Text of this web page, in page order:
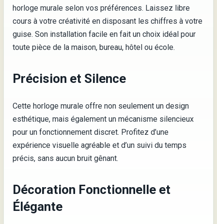
horloge murale selon vos préférences. Laissez libre
cours à votre créativité en disposant les chiffres à votre
guise. Son installation facile en fait un choix idéal pour
toute pièce de la maison, bureau, hôtel ou école.
Précision et Silence
Cette horloge murale offre non seulement un design
esthétique, mais également un mécanisme silencieux
pour un fonctionnement discret. Profitez d’une
expérience visuelle agréable et d’un suivi du temps
précis, sans aucun bruit gênant.
Décoration Fonctionnelle et
Élégante